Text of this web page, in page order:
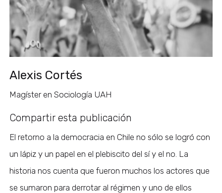
Alexis Cortés
Magíster en Sociología UAH
Compartir esta publicación
El retorno a la democracia en Chile no sólo se logró con
un lápiz y un papel en el plebiscito del sí y el no. La
historia nos cuenta que fueron muchos los actores que
se sumaron para derrotar al régimen y uno de ellos